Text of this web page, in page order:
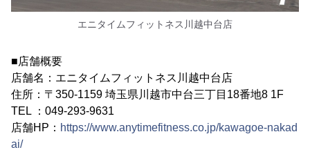
エニタイムフィットネス川越中台店
■店舗概要
店舗名：エニタイムフィットネス川越中台店
住所：〒350-1159 埼玉県川越市中台三丁目18番地8 1F
TEL ：049-293-9631
店舗HP： https://www.anytimefitness.co.jp/kawagoe-nakad
ai/